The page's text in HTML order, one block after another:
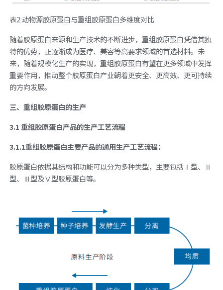
表2 动物源胶原蛋白与重组胶原蛋白多维度对比
随着胶原蛋白来源和生产技术的不断进步，重组胶原蛋白凭借其独
特的优势，正逐渐成为医疗、美容等高要求领域的首选材料。未
来，随着规模化生产的实现，重组胶原蛋白有望在更多领域中发挥
重要作用，推动整个胶原蛋白产业朝着更安全、更高效、更可持续
的方向发展。
三、重组胶原蛋白的生产
3.1 重组胶原蛋白产品的生产工艺流程
3.1.1重组胶原蛋白主要产品的通用生产工艺流程：
胶原蛋白依据其结构和功能可以分为多种类型，主要包括Ⅰ型、Ⅱ
型、Ⅲ型及Ⅴ型胶原蛋白等。